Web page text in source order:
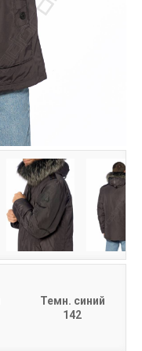
Темн. синий
142